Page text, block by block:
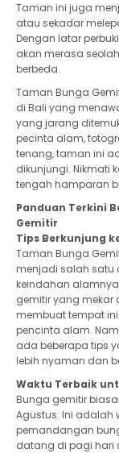
Taman ini juga
atau sekadar
Dengan latar
akan merasa
berbeda.
Taman Bunga
di Bali yang
yang jarang
pecinta alam,
tenang, taman ini
dikunjungi. Nikmati
tengah hamparan
Panduan Terkini
Gemitir
Tips Berkunjung
Taman Bunga
menjadi salah satu
keindahan
gemitir yang mekar
membuat tempat
pencinta alam.
ada beberapa tips
lebih nyaman dan
Waktu Terbaik
Bunga gemitir
Agustus. Ini adalah
pemandangan
datang di pagi hari